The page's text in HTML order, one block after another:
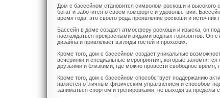
Дом с бассейном становится символом роскоши и высокого
богат и заботится о своем комфорте и удовольствии.
время года, это своего рода проявление роскоши и источник
Бассейн в доме создает атмосферу роскоши и изыска, он
наслаждаться прекрасными видами водных горизонтов. Он
дизайна и привлекает взгляды гостей и прохожих.
Кроме того, дом с бассейном создает уникальные
вечеринки и специальные мероприятия, которые
друзьями и близкими, где можно провести свободное время,
Кроме того, дом с бассейном способствует поддержанию
является отличным физическим упражнением и способом
заниматься спортом и тренировками, не выходя за пределы